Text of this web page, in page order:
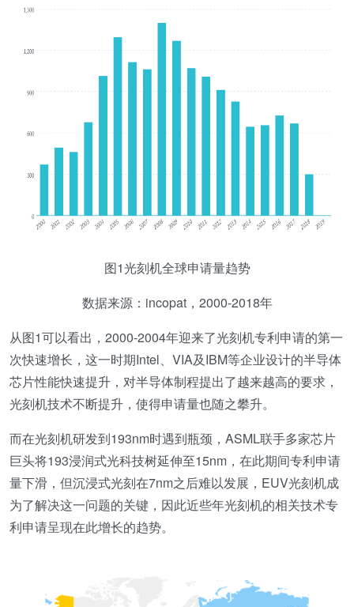
图1光刻机全球申请量趋势
数据来源：incopat，2000-2018年
从图1可以看出，2000-2004年迎来了光刻机专利申请的第一
次快速增长，这一时期Intel、VIA及IBM等企业设计的半导体
芯片性能快速提升，对半导体制程提出了越来越高的要求，
光刻机技术不断提升，使得申请量也随之攀升。
而在光刻机研发到193nm时遇到瓶颈，ASML联手多家芯片
巨头将193浸润式光科技树延伸至15nm，在此期间专利申请
量下滑，但沉浸式光刻在7nm之后难以发展，EUV光刻机成
为了解决这一问题的关键，因此近些年光刻机的相关技术专
利申请呈现在此增长的趋势。